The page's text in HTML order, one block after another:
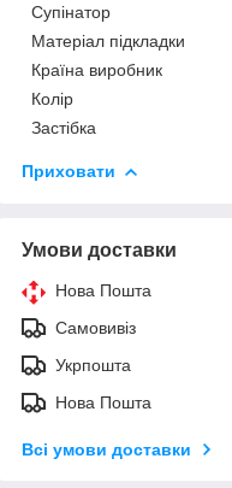
Супінатор
Матеріал підкладки
Країна виробник
Колір
Застібка
Приховати
Умови доставки
Нова Пошта
Самовивіз
Укрпошта
Нова Пошта
Всі умови доставки